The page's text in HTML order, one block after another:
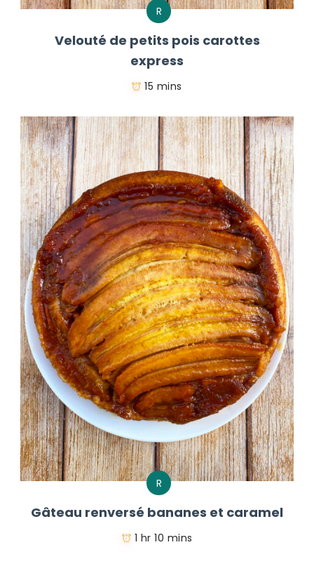
R
Velouté de petits pois carottes
express
15 mins
R
Gâteau renversé bananes et caramel
1 hr 10 mins